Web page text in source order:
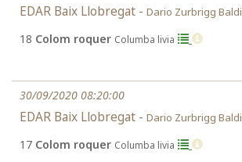
EDAR Baix Llobregat - Dario Zurbrigg Baldi
18 Colom roquer Columba livia
30/09/2020 08:20:00
EDAR Baix Llobregat - Dario Zurbrigg Baldi
17 Colom roquer Columba livia